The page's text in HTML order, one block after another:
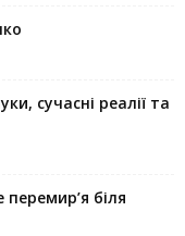
сучасні реалії та
біля